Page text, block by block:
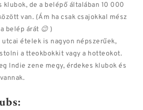
klubok, de a belépő általában 10 000
van. (Ám ha csak csajokkal mész
belép árát 😉 )
utcai ételek is nagyon népszerűek,
a tteokbokkit vagy a hotteokot.
Indie zene megy, érdekes klubok és